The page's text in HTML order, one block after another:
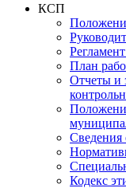
КСП
План
Отчеты и
Сведения
Кодекс